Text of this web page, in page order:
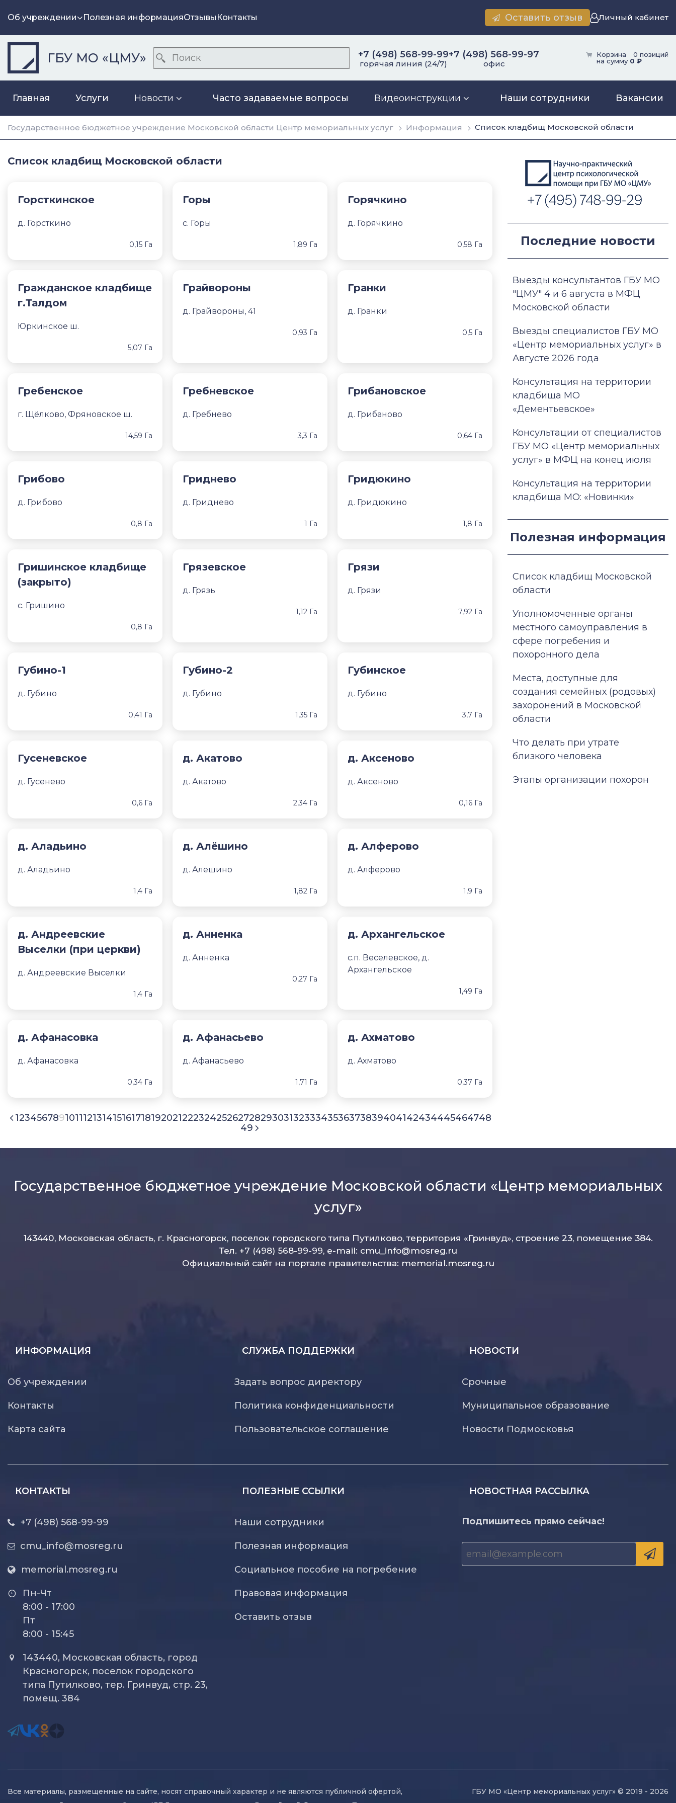
Об учреждении Полезная информацияОтзывы Контакты Оставить отзыв Личный кабинет
ГБУ МО «ЦМУ» +7 (498) 568-99-99
горячая линия (24/7)
+7 (498) 568-99-97
офис
Корзина
0 позиций
на сумму 0 ₽
Главная Услуги Новости Часто задаваемые вопросы Видеоинструкции Наши сотрудники Вакансии
Государственное бюджетное учреждение Московской области Центр мемориальных услуг Информация Список кладбищ Московской области
Список кладбищ Московской области
Горсткинское
д. Горсткино
0,15 Га
Горы
с. Горы
1,89 Га
Горячкино
д. Горячкино
0,58 Га
Гражданское кладбище
г.Талдом
Юркинское ш.
5,07 Га
Грайвороны
д. Грайвороны, 41
0,93 Га
Гранки
д. Гранки
0,5 Га
Гребенское
г. Щёлково, Фряновское ш.
14,59 Га
Гребневское
д. Гребнево
3,3 Га
Грибановское
д. Грибаново
0,64 Га
Грибово
д. Грибово
0,8 Га
Гриднево
д. Гриднево
1 Га
Гридюкино
д. Гридюкино
1,8 Га
Гришинское кладбище
(закрыто)
с. Гришино
0,8 Га
Грязевское
д. Грязь
1,12 Га
Грязи
д. Грязи
7,92 Га
Губино-1
д. Губино
0,41 Га
Губино-2
д. Губино
1,35 Га
Губинское
д. Губино
3,7 Га
Гусеневское
д. Гусенево
0,6 Га
д. Акатово
д. Акатово
2,34 Га
д. Аксеново
д. Аксеново
0,16 Га
д. Аладьино
д. Аладьино
1,4 Га
д. Алёшино
д. Алешино
1,82 Га
д. Алферово
д. Алферово
1,9 Га
д. Андреевские
Выселки (при церкви)
д. Андреевские Выселки
1,4 Га
д. Анненка
д. Анненка
0,27 Га
д. Архангельское
с.п. Веселевское, д.
Архангельское
1,49 Га
д. Афанасовка
д. Афанасовка
0,34 Га
д. Афанасьево
д. Афанасьево
1,71 Га
д. Ахматово
д. Ахматово
0,37 Га
123456789101112131415161718192021222324252627282930313233343536373839404142434445464748
49
Последние новости
Выезды консультантов ГБУ МО
"ЦМУ" 4 и 6 августа в МФЦ
Московской области
Выезды специалистов ГБУ МО
«Центр мемориальных услуг» в
Августе 2026 года
Консультация на территории
кладбища МО
«Дементьевское»
Консультации от специалистов
ГБУ МО «Центр мемориальных
услуг» в МФЦ на конец июля
Консультация на территории
кладбища МО: «Новинки»
Полезная информация
Список кладбищ Московской
области
Уполномоченные органы
местного самоуправления в
сфере погребения и
похоронного дела
Места, доступные для
создания семейных (родовых)
захоронений в Московской
области
Что делать при утрате
близкого человека
Этапы организации похорон
Государственное бюджетное учреждение Московской области «Центр мемориальных
услуг»
143440, Московская область, г. Красногорск, поселок городского типа Путилково, территория «Гринвуд», строение 23, помещение 384.
Тел. +7 (498) 568-99-99, e-mail: cmu_info@mosreg.ru
Официальный сайт на портале правительства: memorial.mosreg.ru
ИНФОРМАЦИЯ
Об учреждении
Контакты
Карта сайта
СЛУЖБА ПОДДЕРЖКИ
Задать вопрос директору
Политика конфиденциальности
Пользовательское соглашение
НОВОСТИ
Срочные
Муниципальное образование
Новости Подмосковья
КОНТАКТЫ
+7 (498) 568-99-99
cmu_info@mosreg.ru
memorial.mosreg.ru
Пн-Чт
8:00 - 17:00
Пт
8:00 - 15:45
143440, Московская область, город
Красногорск, поселок городского
типа Путилково, тер. Гринвуд, стр. 23,
помещ. 384
ПОЛЕЗНЫЕ ССЫЛКИ
Наши сотрудники
Полезная информация
Социальное пособие на погребение
Правовая информация
Оставить отзыв
НОВОСТНАЯ РАССЫЛКА
Подпишитесь прямо сейчас!
Все материалы, размещенные на сайте, носят справочный характер и не являются публичной офертой,
ГБУ МО «Центр мемориальных услуг» © 2019 - 2026